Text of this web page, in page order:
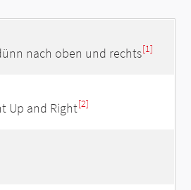
nach oben und rechts[1]
Up and Right[2]